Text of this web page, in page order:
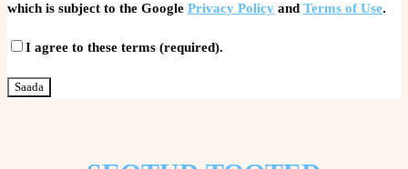
which is subject to the Google Privacy Policy and Terms of Use.
I agree to these terms (required).